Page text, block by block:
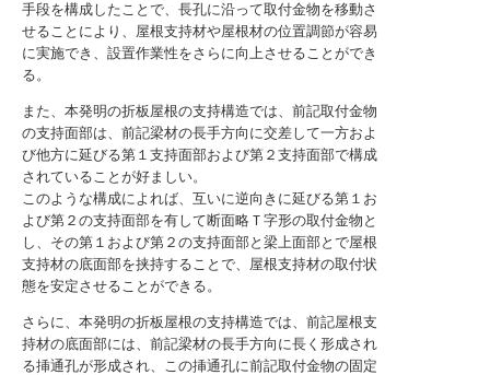
手段を構成したことで、長孔に沿って取付金物を移動さ
せることにより、屋根支持材や屋根材の位置調節が容易
に実施でき、設置作業性をさらに向上させることができ
る。
また、本発明の折板屋根の支持構造では、前記取付金物
の支持面部は、前記梁材の長手方向に交差して一方およ
び他方に延びる第１支持面部および第２支持面部で構成
されていることが好ましい。
このような構成によれば、互いに逆向きに延びる第１お
よび第２の支持面部を有して断面略Ｔ字形の取付金物と
し、その第１および第２の支持面部と梁上面部とで屋根
支持材の底面部を挟持することで、屋根支持材の取付状
態を安定させることができる。
さらに、本発明の折板屋根の支持構造では、前記屋根支
持材の底面部には、前記梁材の長手方向に長く形成され
る挿通孔が形成され、この挿通孔に前記取付金物の固定